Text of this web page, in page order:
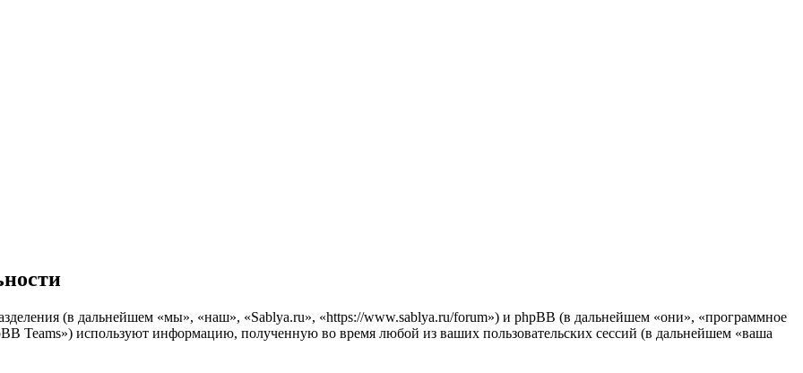
(в дальнейшем «мы», «наш», «Sablya.ru», «https://www.sablya.ru/forum») и phpBB (в дальнейшем «они», «программное
Teams») используют информацию, полученную во время любой из ваших пользовательских сессий (в дальнейшем «ваша